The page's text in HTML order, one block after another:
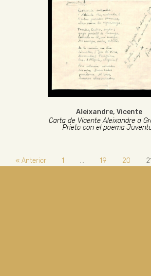
Aleixandre, Vicente
Carta de Vicente Aleixandre a
Prieto con el poema
« Anterior 1 … 19 20 21